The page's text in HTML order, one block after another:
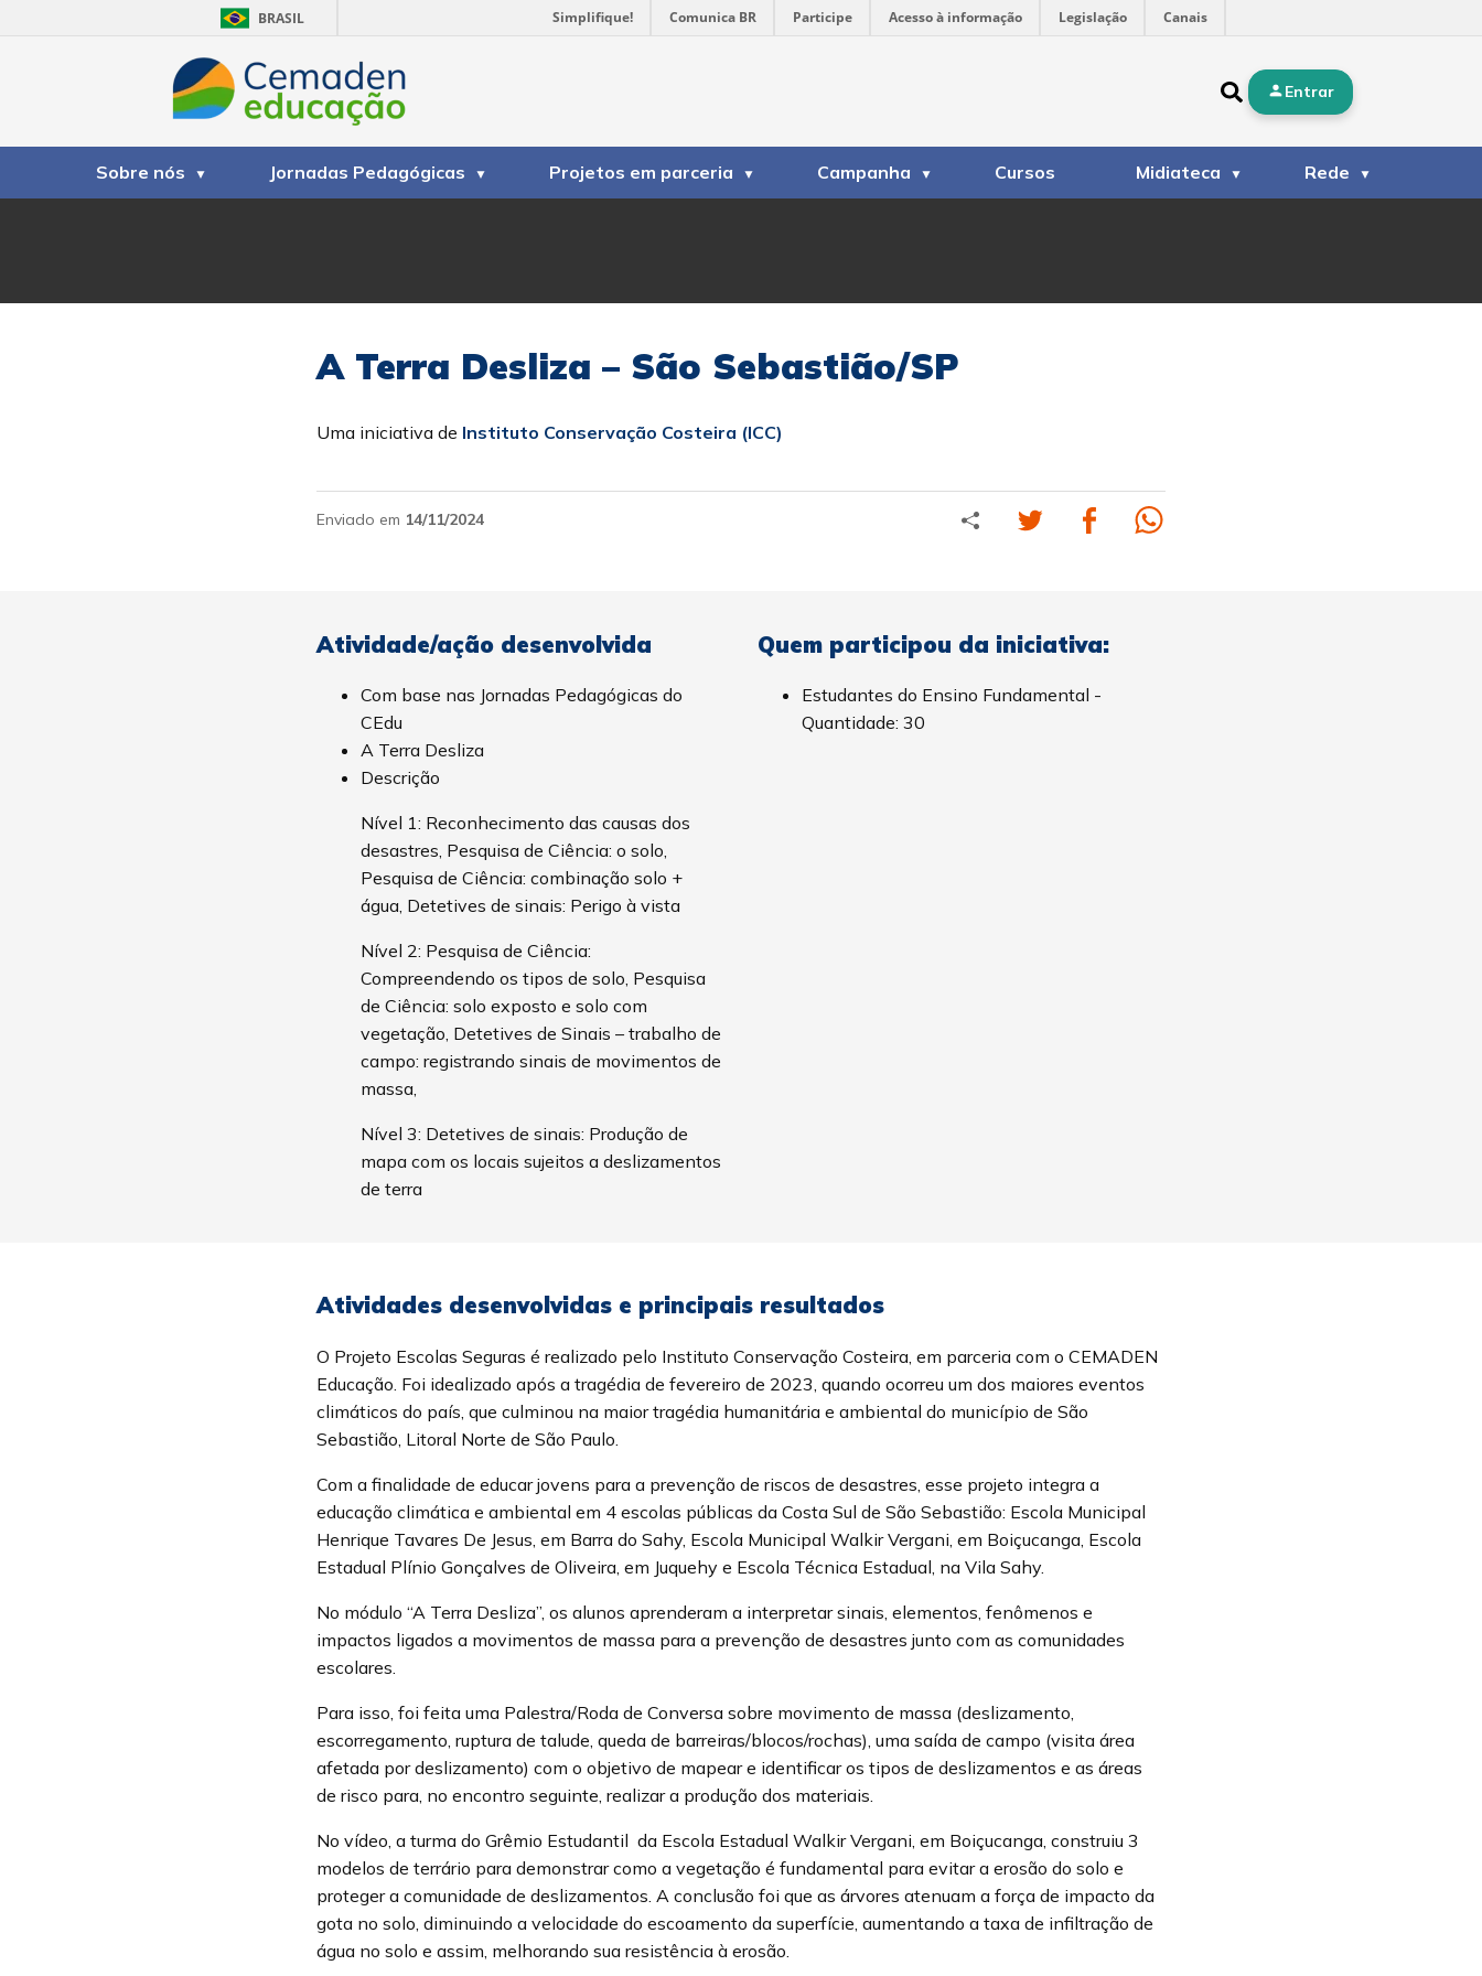
BRASIL Simplifique! Comunica BR Participe Acesso à informação Legislação Canais
Entrar
Sobre nós Jornadas Pedagógicas Projetos em parceria Campanha Cursos Midiateca Rede
A Terra Desliza – São Sebastião/SP
Uma iniciativa de Instituto Conservação Costeira (ICC)
Enviado em 14/11/2024
Atividade/ação desenvolvida
Com base nas Jornadas Pedagógicas do
CEdu
A Terra Desliza
Descrição
Nível 1: Reconhecimento das causas dos
desastres, Pesquisa de Ciência: o solo,
Pesquisa de Ciência: combinação solo +
água, Detetives de sinais: Perigo à vista
Nível 2: Pesquisa de Ciência:
Compreendendo os tipos de solo, Pesquisa
de Ciência: solo exposto e solo com
vegetação, Detetives de Sinais – trabalho de
campo: registrando sinais de movimentos de
massa,
Nível 3: Detetives de sinais: Produção de
mapa com os locais sujeitos a deslizamentos
de terra
Quem participou da iniciativa:
Estudantes do Ensino Fundamental -
Quantidade: 30
Atividades desenvolvidas e principais resultados
O Projeto Escolas Seguras é realizado pelo Instituto Conservação Costeira, em parceria com o CEMADEN
Educação. Foi idealizado após a tragédia de fevereiro de 2023, quando ocorreu um dos maiores eventos
climáticos do país, que culminou na maior tragédia humanitária e ambiental do município de São
Sebastião, Litoral Norte de São Paulo.
Com a finalidade de educar jovens para a prevenção de riscos de desastres, esse projeto integra a
educação climática e ambiental em 4 escolas públicas da Costa Sul de São Sebastião: Escola Municipal
Henrique Tavares De Jesus, em Barra do Sahy, Escola Municipal Walkir Vergani, em Boiçucanga, Escola
Estadual Plínio Gonçalves de Oliveira, em Juquehy e Escola Técnica Estadual, na Vila Sahy.
No módulo “A Terra Desliza”, os alunos aprenderam a interpretar sinais, elementos, fenômenos e
impactos ligados a movimentos de massa para a prevenção de desastres junto com as comunidades
escolares.
Para isso, foi feita uma Palestra/Roda de Conversa sobre movimento de massa (deslizamento,
escorregamento, ruptura de talude, queda de barreiras/blocos/rochas), uma saída de campo (visita área
afetada por deslizamento) com o objetivo de mapear e identificar os tipos de deslizamentos e as áreas
de risco para, no encontro seguinte, realizar a produção dos materiais.
No vídeo, a turma do Grêmio Estudantil da Escola Estadual Walkir Vergani, em Boiçucanga, construiu 3
modelos de terrário para demonstrar como a vegetação é fundamental para evitar a erosão do solo e
proteger a comunidade de deslizamentos. A conclusão foi que as árvores atenuam a força de impacto da
gota no solo, diminuindo a velocidade do escoamento da superfície, aumentando a taxa de infiltração de
água no solo e assim, melhorando sua resistência à erosão.